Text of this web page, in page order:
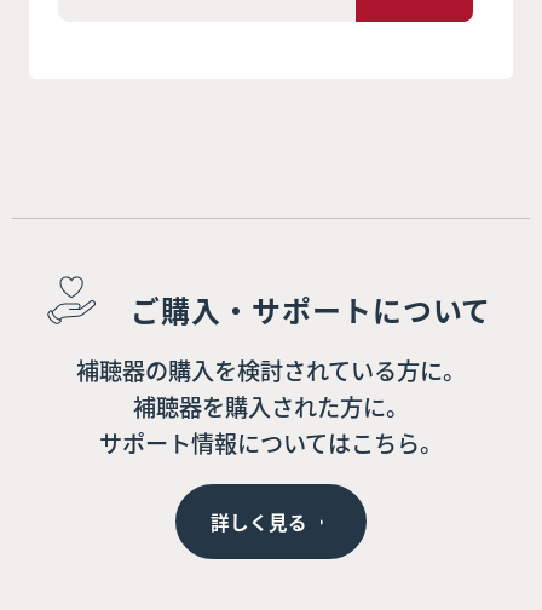
ご購入・サポートについて
補聴器の購入を検討されている方に。
補聴器を購入された方に。
サポート情報についてはこちら。
詳しく見る